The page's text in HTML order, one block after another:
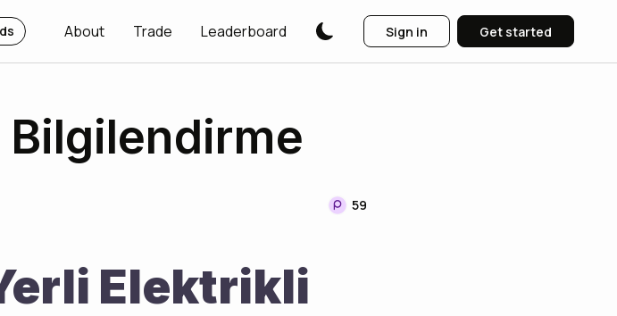
About Trade Leaderboard Sign in Get started
Bilgilendirme
59
Elektrikli